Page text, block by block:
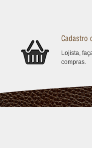
Cadastro
Lojista,
compras.